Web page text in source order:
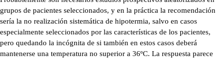
grupos de pacientes seleccionados, y en la práctica la recomendación
sería la no realización sistemática de hipotermia, salvo en casos
especialmente seleccionados por las características de los pacientes,
pero quedando la incógnita de si también en estos casos deberá
mantenerse una temperatura no superior a 36ºC. La respuesta parece